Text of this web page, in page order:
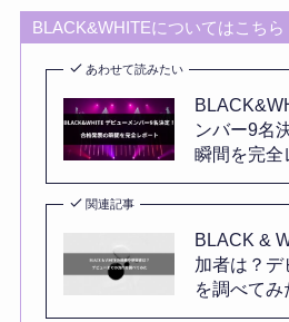
BLACK&WHITEについてはこちら
あわせて読みたい
ンバー9名
瞬間を完全
関連記事
BLACK &
加者は？
を調べてみ